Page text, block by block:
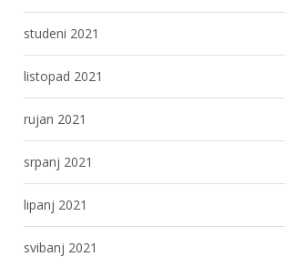
studeni 2021
listopad 2021
rujan 2021
srpanj 2021
lipanj 2021
svibanj 2021